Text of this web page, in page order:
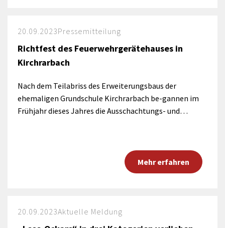
20.09.2023Pressemitteilung
Richtfest des Feuerwehrgerätehauses in
Kirchrarbach
Nach dem Teilabriss des Erweiterungsbaus der
ehemaligen Grundschule Kirchrarbach be-gannen im
Frühjahr dieses Jahres die Ausschachtungs- und…
Mehr erfahren
20.09.2023Aktuelle Meldung